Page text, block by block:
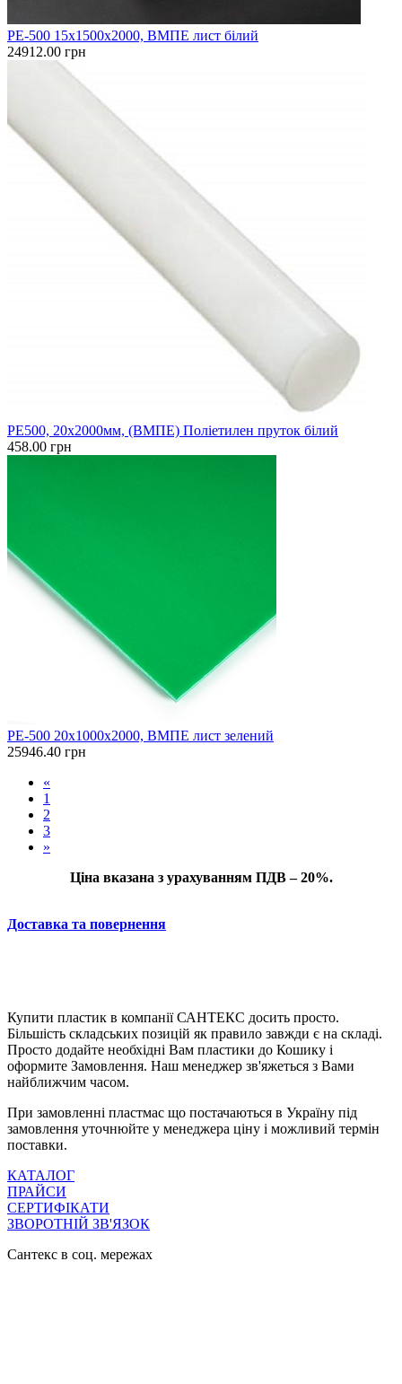
PE-500 15х1500х2000, ВМПЕ лист білий
24912.00 грн
PE500, 20x2000мм, (ВМПЕ) Поліетилен пруток білий
458.00 грн
PE-500 20х1000х2000, ВМПЕ лист зелений
25946.40 грн
«
1
2
3
»
Ціна вказана з урахуванням ПДВ – 20%.
Доставка та повернення
Купити пластик в компанії САНТЕКС досить просто.
Більшість складських позицій як правило завжди є на складі.
Просто додайте необхідні Вам пластики до Кошику і
оформите Замовлення. Наш менеджер зв'яжеться з Вами
найближчим часом.
При замовленні пластмас що постачаються в Україну під
замовлення уточнюйте у менеджера ціну і можливий термін
поставки.
КАТАЛОГ
ПРАЙСИ
СЕРТИФІКАТИ
ЗВОРОТНІЙ ЗВ'ЯЗОК
Сантекс в соц. мережах